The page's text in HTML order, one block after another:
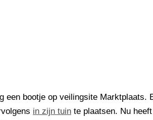
een bootje op veilingsite Marktplaats.
in zijn tuin te plaatsen. Nu